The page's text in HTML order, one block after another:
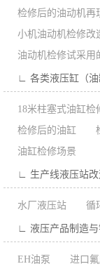
检修后的油动机再
小机油动机检修改
油动机检修试采用
∟ 各类液压缸（油
18米柱塞式油缸检
检修后的油缸
油缸检修场景
∟ 生产线液压站改
水厂液压站 循
∟ 液压产品制造与
EH油泵 进口氟